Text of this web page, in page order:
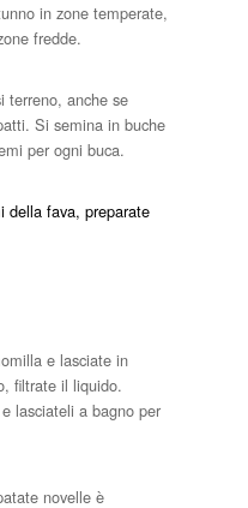
in zone temperate,
fredde.
terreno, anche se
Si semina in buche
per ogni buca.
della fava, preparate
e lasciate in
filtrate il liquido.
lasciateli a bagno per
novelle è